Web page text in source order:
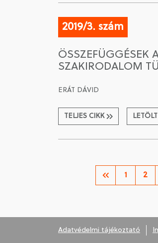
2019/3. szám
ÖSSZEFÜGGÉSEK
SZAKIRODALOM
ERÁT DÁVID
TELJES CIKK
1 2
Adatvédelmi tájékoztató